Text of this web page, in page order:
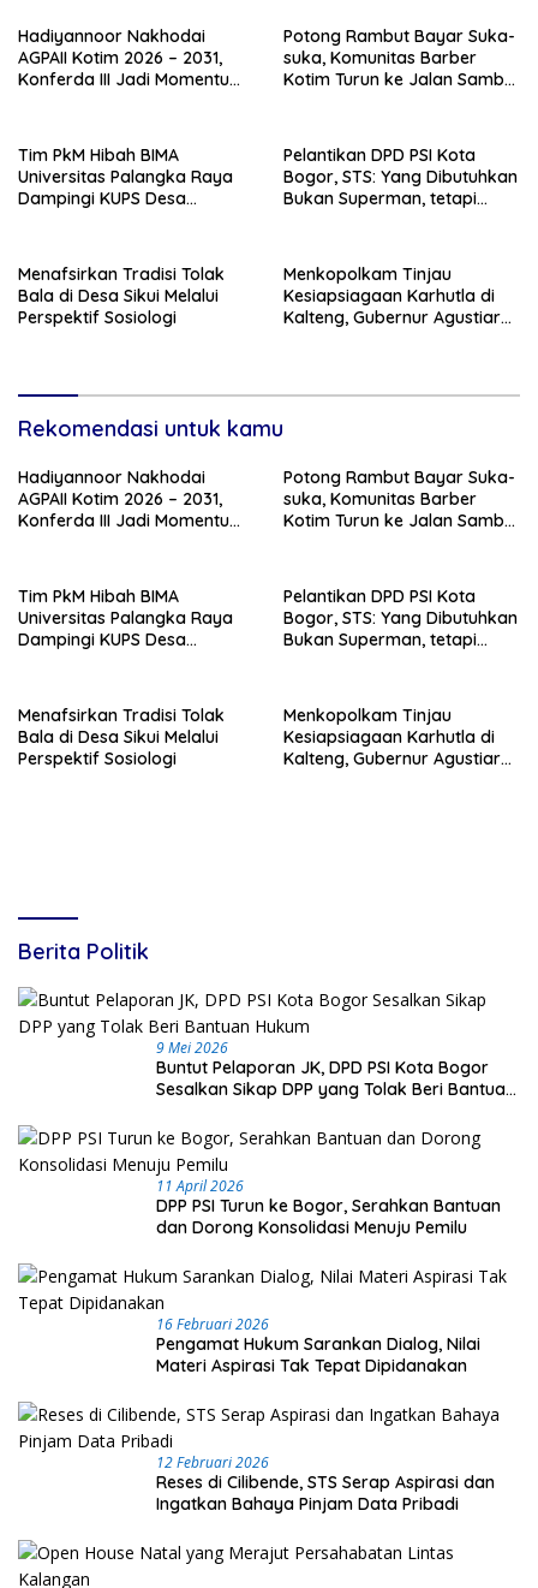
Hadiyannoor Nakhodai
AGPAII Kotim 2026 – 2031,
Konferda III Jadi Momentum
Potong Rambut Bayar Suka-
suka, Komunitas Barber
Kotim Turun ke Jalan Sambut
Tim PkM Hibah BIMA
Universitas Palangka Raya
Dampingi KUPS Desa
Pelantikan DPD PSI Kota
Bogor, STS: Yang Dibutuhkan
Bukan Superman, tetapi
Menafsirkan Tradisi Tolak
Bala di Desa Sikui Melalui
Perspektif Sosiologi
Menkopolkam Tinjau
Kesiapsiagaan Karhutla di
Kalteng, Gubernur Agustiar
Rekomendasi untuk kamu
Hadiyannoor Nakhodai
AGPAII Kotim 2026 – 2031,
Konferda III Jadi Momentum
Potong Rambut Bayar Suka-
suka, Komunitas Barber
Kotim Turun ke Jalan Sambut
Tim PkM Hibah BIMA
Universitas Palangka Raya
Dampingi KUPS Desa
Pelantikan DPD PSI Kota
Bogor, STS: Yang Dibutuhkan
Bukan Superman, tetapi
Menafsirkan Tradisi Tolak
Bala di Desa Sikui Melalui
Perspektif Sosiologi
Menkopolkam Tinjau
Kesiapsiagaan Karhutla di
Kalteng, Gubernur Agustiar
Berita Politik
9 Mei 2026
Buntut Pelaporan JK, DPD PSI Kota Bogor
Sesalkan Sikap DPP yang Tolak Beri Bantuan
11 April 2026
DPP PSI Turun ke Bogor, Serahkan Bantuan
dan Dorong Konsolidasi Menuju Pemilu
16 Februari 2026
Pengamat Hukum Sarankan Dialog, Nilai
Materi Aspirasi Tak Tepat Dipidanakan
12 Februari 2026
Reses di Cilibende, STS Serap Aspirasi dan
Ingatkan Bahaya Pinjam Data Pribadi